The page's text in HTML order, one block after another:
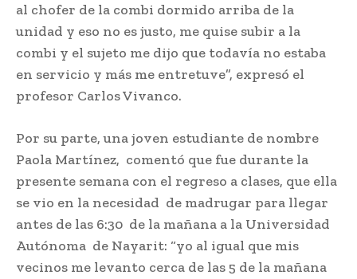
al chofer de la combi dormido arriba de la
unidad y eso no es justo, me quise subir a la
combi y el sujeto me dijo que todavía no estaba
en servicio y más me entretuve”, expresó el
profesor Carlos Vivanco.
Por su parte, una joven estudiante de nombre
Paola Martínez, comentó que fue durante la
presente semana con el regreso a clases, que ella
se vio en la necesidad de madrugar para llegar
antes de las 6:30 de la mañana a la Universidad
Autónoma de Nayarit: “yo al igual que mis
vecinos me levanto cerca de las 5 de la mañana